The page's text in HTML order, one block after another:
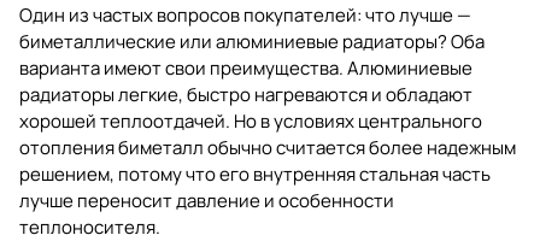
Один из частых вопросов покупателей: что лучше —
биметаллические или алюминиевые радиаторы? Оба
варианта имеют свои преимущества. Алюминиевые
радиаторы легкие, быстро нагреваются и обладают
хорошей теплоотдачей. Но в условиях центрального
отопления биметалл обычно считается более надежным
решением, потому что его внутренняя стальная часть
лучше переносит давление и особенности
теплоносителя.